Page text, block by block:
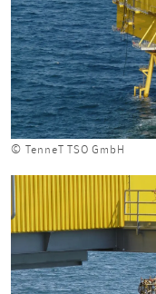
© TenneT TSO GmbH